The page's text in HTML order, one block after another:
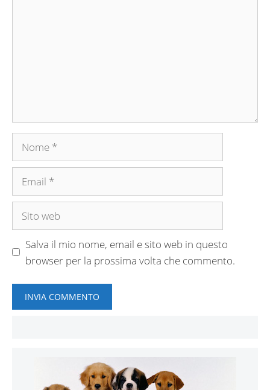
Nome
Email
Sito
Salva il mio nome, email e sito web in questo
browser per la prossima volta che commento.